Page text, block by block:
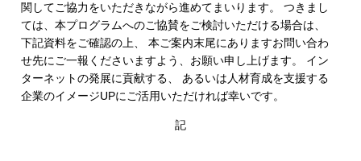
関してご協力をいただきながら進めてまいります。 つきまし
ては、本プログラムへのご協賛をご検討いただける場合は、
下記資料をご確認の上、 本ご案内末尾にありますお問い合わ
せ先にご一報くださいますよう、お願い申し上げます。 イン
ターネットの発展に貢献する、 あるいは人材育成を支援する
企業のイメージUPにご活用いただければ幸いです。
記